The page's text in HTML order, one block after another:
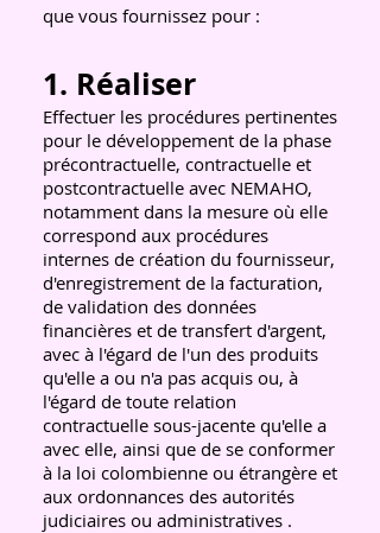
que vous fournissez pour :
1. Réaliser
Effectuer les procédures pertinentes
pour le développement de la phase
précontractuelle, contractuelle et
postcontractuelle avec NEMAHO,
notamment dans la mesure où elle
correspond aux procédures
internes de création du fournisseur,
d'enregistrement de la facturation,
de validation des données
financières et de transfert d'argent,
avec à l'égard de l'un des produits
qu'elle a ou n'a pas acquis ou, à
l'égard de toute relation
contractuelle sous-jacente qu'elle a
avec elle, ainsi que de se conformer
à la loi colombienne ou étrangère et
aux ordonnances des autorités
judiciaires ou administratives .